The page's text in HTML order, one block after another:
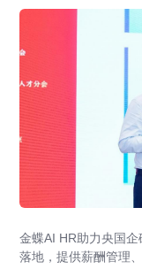
金蝶AI HR助力央国
落地，提供薪酬管理